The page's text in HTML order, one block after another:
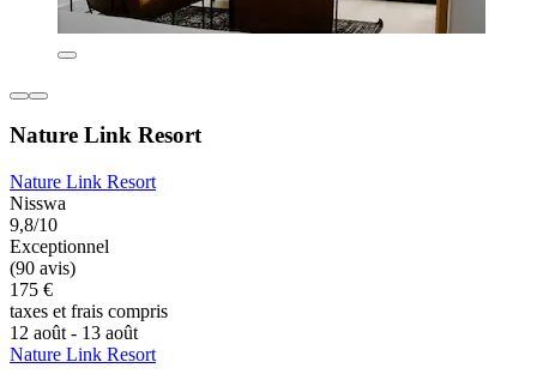
Nature Link Resort
Nature Link Resort
Nisswa
9,8/10
Exceptionnel
(90 avis)
175 €
taxes et frais compris
12 août - 13 août
Nature Link Resort